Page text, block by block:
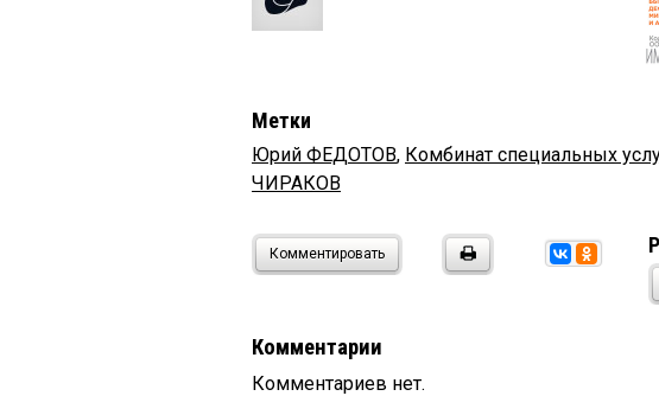
Метки
Юрий ФЕДОТОВ, Комбинат специальных
ЧИРАКОВ
Комментировать
Комментарии
Комментариев нет.